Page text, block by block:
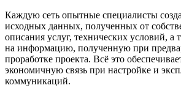
Каждую сеть опытные специалисты
исходных данных, полученных от
описания услуг, технических условий, а
на информацию, полученную при
проработке проекта. Всё это
экономичную связь при настройке и
коммуникаций.